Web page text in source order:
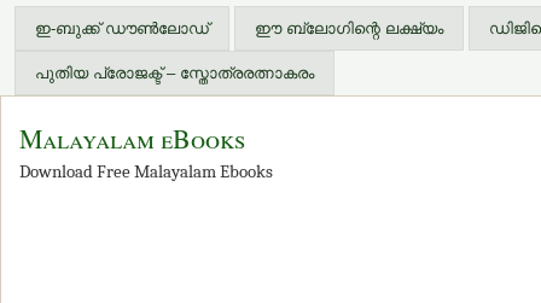
ഇ-ബുക്ക് ഡൗണ്‍ലോഡ് ഈ ബ്ലോഗിന്റെ ലക്ഷ്യം
പുതിയ പ്രോജക്ട് – സ്തോത്രരത്നാകരം
Malayalam eBooks
Download Free Malayalam Ebooks